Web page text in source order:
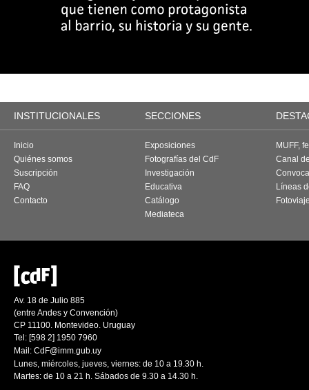
INSTITUCIONALES SECCIONES
Inicio
Quiénes somos
Suscripción
FAQ
Contacto
Exposiciones
Fotografías del CdF
Investigación
Educativa
Catálogo
Mediateca
MUFF,
Canal
Líneas
Av. 18 de Julio 885
(entre Andes y Convención)
CP 11100. Montevideo. Uruguay
Tel: [598 2] 1950 7960
Mail: CdF@imm.gub.uy
Lunes, miércoles, jueves, viernes: de 10 a 19.30 h.
Martes: de 10 a 21 h. Sábados de 9.30 a 14.30 h.